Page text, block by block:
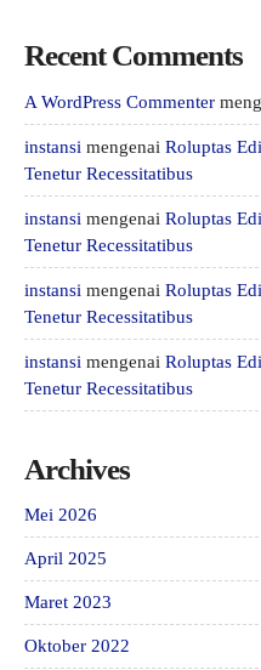
Recent Comments
A WordPress Commenter
instansi mengenai Roluptas
Tenetur Recessitatibus
instansi mengenai Roluptas
Tenetur Recessitatibus
instansi mengenai Roluptas
Tenetur Recessitatibus
instansi mengenai Roluptas
Tenetur Recessitatibus
Archives
Mei 2026
April 2025
Maret 2023
Oktober 2022